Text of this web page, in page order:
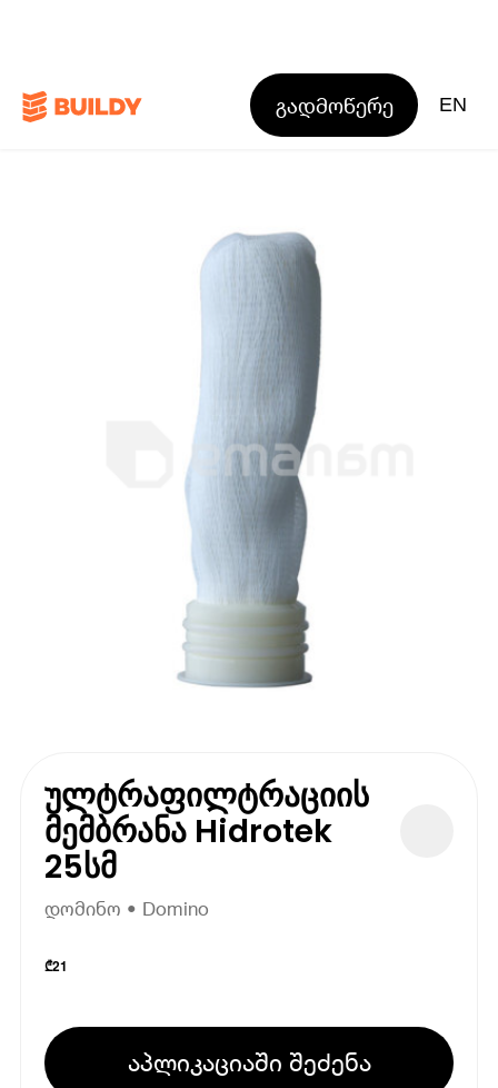
გადმოწერე EN
ულტრაფილტრაციის
მემბრანა Hidrotek
25სმ
დომინო • Domino
₾21
აპლიკაციაში შეძენა